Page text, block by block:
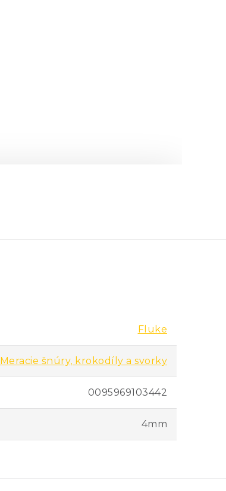
Fluke
Meracie šnúry, krokodíly a svorky
0095969103442
4mm